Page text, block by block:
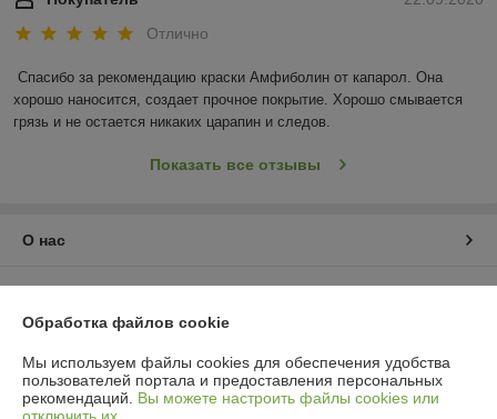
Отлично
Спасибо за рекомендацию краски Амфиболин от капарол. Она
хорошо наносится, создает прочное покрытие. Хорошо смывается
грязь и не остается никаких царапин и следов.
Показать все отзывы
О нас
График работы
Обработка файлов cookie
Мы используем файлы cookies для обеспечения удобства
пользователей портала и предоставления персональных
рекомендаций. Вы можете настроить файлы cookies или